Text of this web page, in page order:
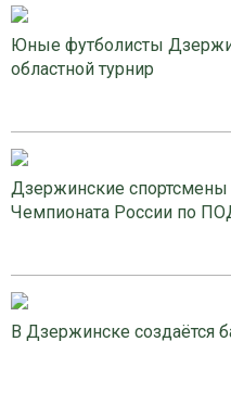
Юные футболисты
областной турнир
Дзержинские спортсмены
Чемпионата России по
В Дзержинске создаётся